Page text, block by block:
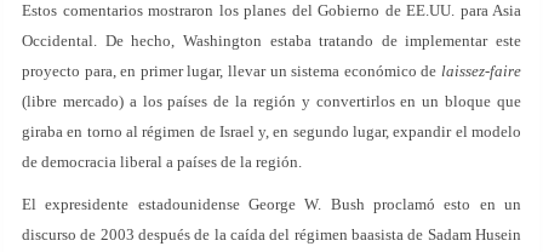
Estos comentarios mostraron los planes del Gobierno de EE.UU. para Asia
Occidental. De hecho, Washington estaba tratando de implementar este
proyecto para, en primer lugar, llevar un sistema económico de laissez-faire
(libre mercado) a los países de la región y convertirlos en un bloque que
giraba en torno al régimen de Israel y, en segundo lugar, expandir el modelo
de democracia liberal a países de la región.
El expresidente estadounidense George W. Bush proclamó esto en un
discurso de 2003 después de la caída del régimen baasista de Sadam Husein